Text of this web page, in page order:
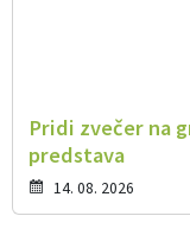
Pridi zvečer na
predstava
14. 08. 2026